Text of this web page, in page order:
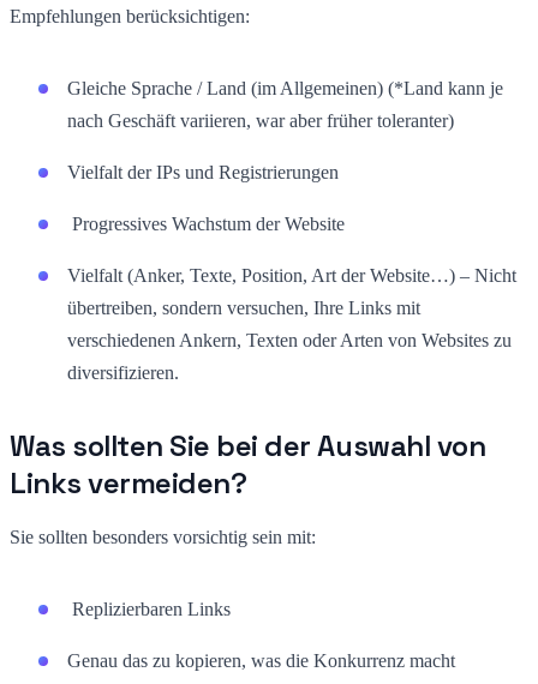
Empfehlungen berücksichtigen:
Gleiche Sprache / Land (im Allgemeinen) (*Land kann je
nach Geschäft variieren, war aber früher toleranter)
Vielfalt der IPs und Registrierungen
Progressives Wachstum der Website
Vielfalt (Anker, Texte, Position, Art der Website…) – Nicht
übertreiben, sondern versuchen, Ihre Links mit
verschiedenen Ankern, Texten oder Arten von Websites zu
diversifizieren.
Was sollten Sie bei der Auswahl von
Links vermeiden?
Sie sollten besonders vorsichtig sein mit:
Replizierbaren Links
Genau das zu kopieren, was die Konkurrenz macht